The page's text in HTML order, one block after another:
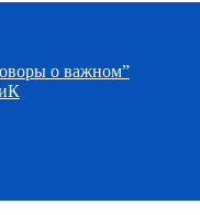
о важном”